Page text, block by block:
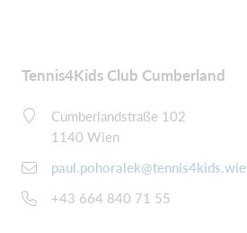
Tennis4Kids Club Cumberland
Cumberlandstraße 102
1140 Wien
+43 664 840 71 55